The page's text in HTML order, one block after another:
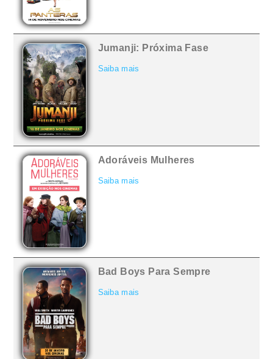
Jumanji: Próxima Fase
Saiba mais
Adoráveis Mulheres
Saiba mais
Bad Boys Para Sempre
Saiba mais